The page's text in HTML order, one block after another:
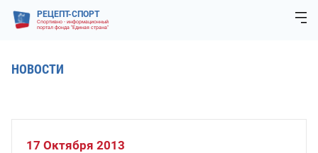
РЕЦЕПТ-СПОРТ
Спортивно - информационный
портал фонда "Единая страна"
НОВОСТИ
17 Октября 2013